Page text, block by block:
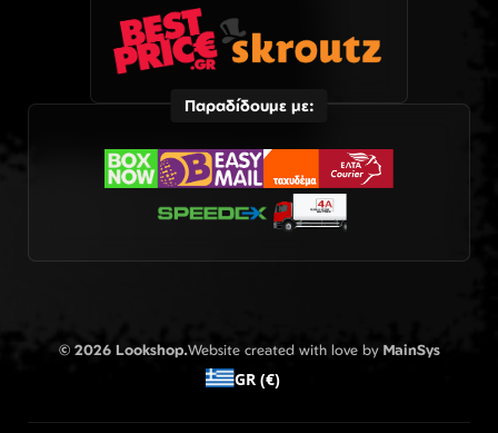
Παραδίδουμε με:
© 2026 Lookshop.Website created with love by MainSys
GR (€)